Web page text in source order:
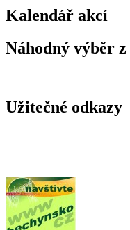
Kalendář akcí
Náhodný výběr
Užitečné odkazy